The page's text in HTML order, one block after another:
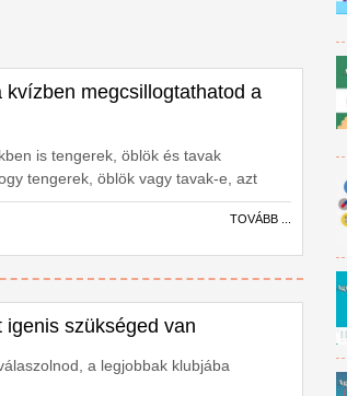
kvízben megcsillogtathatod a
is tengerek, öblök és tavak
tengerek, öblök vagy tavak-e, azt
lévő fotók nem sugallják a helyes
TOVÁBB ...
szükséged van
a legjobbak klubjába